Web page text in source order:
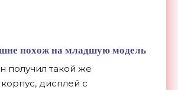
похож на младшую модель
получил такой же
дисплей с